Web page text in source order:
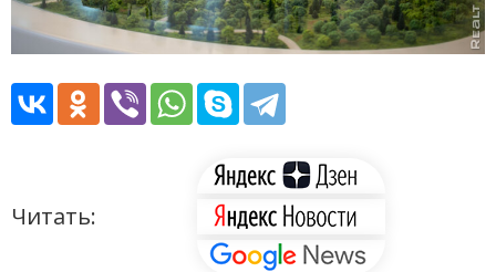
Читать: